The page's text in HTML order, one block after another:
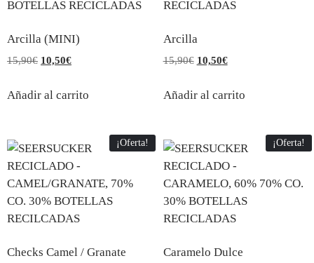
Arcilla (MINI)
15,90€ 10,50€
Añadir al carrito
Arcilla
15,90€ 10,50€
Añadir al carrito
¡Oferta!
Checks Camel / Granate
¡Oferta!
Caramelo Dulce